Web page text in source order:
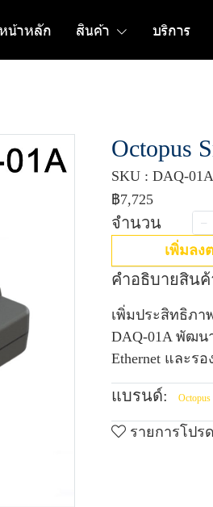
น้าหลัก สินค้า บริการ
Octopus
SKU : DAQ-01A
฿7,725
จำนวน
เพิ่มลง
คำอธิบายสิน
เพิ่มประสิทธิภา
DAQ-01A พัฒน
Ethernet และรอ
แบรนด์:
รายการโปรด